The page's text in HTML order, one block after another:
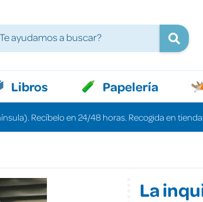
Libros Papelería
Recíbelo en 24/48 horas. Recogida en
La